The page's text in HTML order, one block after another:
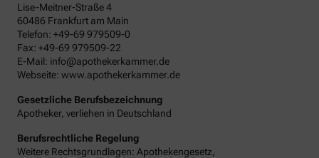
Lise-Meitner-Straße 4
60486 Frankfurt am Main
Telefon: +49-69 979509-0
Fax: +49-69 979509-22
E-Mail: info@apothekerkammer.de
Webseite: www.apothekerkammer.de
Gesetzliche Berufsbezeichnung
Apotheker, verliehen in Deutschland
Berufsrechtliche Regelung
Weitere Rechtsgrundlagen: Apothekengesetz,